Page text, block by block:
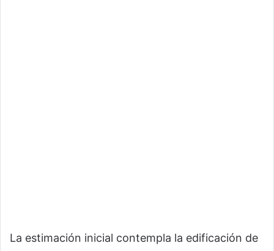
La estimación inicial contempla la edificación de